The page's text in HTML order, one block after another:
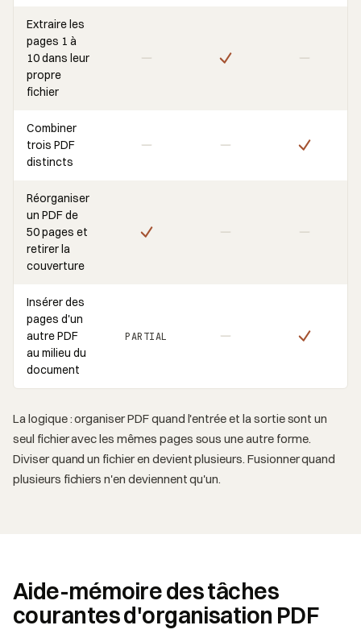
Extraire les
pages 1 à
10 dans leur
propre
fichier
Combiner
trois PDF
distincts
Réorganiser
un PDF de
50 pages et
retirer la
couverture
Insérer des
pages d'un
autre PDF
au milieu du
document
PARTIAL
La logique : organiser PDF quand l'entrée et la sortie sont un
seul fichier avec les mêmes pages sous une autre forme.
Diviser quand un fichier en devient plusieurs. Fusionner quand
plusieurs fichiers n'en deviennent qu'un.
Aide-mémoire des tâches
courantes d'organisation PDF